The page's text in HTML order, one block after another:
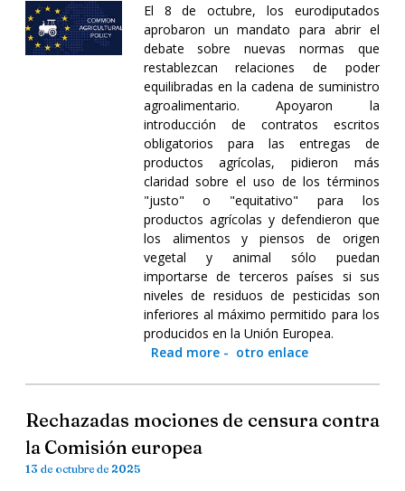
El 8 de octubre, los eurodiputados
aprobaron un mandato para abrir el
debate sobre nuevas normas que
restablezcan relaciones de poder
equilibradas en la cadena de suministro
agroalimentario. Apoyaron la
introducción de contratos escritos
obligatorios para las entregas de
productos agrícolas, pidieron más
claridad sobre el uso de los términos
"justo" o "equitativo" para los
productos agrícolas y defendieron que
los alimentos y piensos de origen
vegetal y animal sólo puedan
importarse de terceros países si sus
niveles de residuos de pesticidas son
inferiores al máximo permitido para los
producidos en la Unión Europea.
Read more- otro enlace
Rechazadas mociones de censura contra
la Comisión europea
13 de octubre de 2025